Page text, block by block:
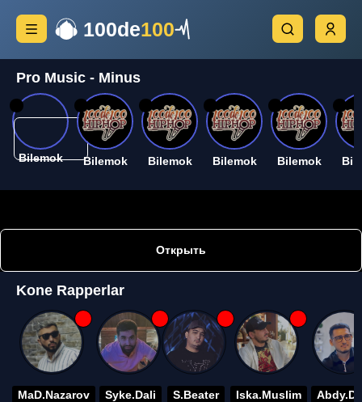
100de100
Pro Music - Minus
Bilemok Bilemok Bilemok Bilemok Bilemok
Открыть
Kone Rapperlar
MaD.Nazarov Syke.Dali S.Beater Iska.Muslim